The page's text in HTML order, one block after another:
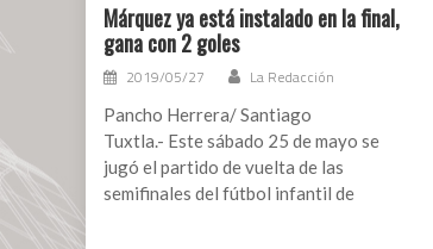
Márquez ya está instalado en la final,
gana con 2 goles
2019/05/27 La Redacción
Pancho Herrera/ Santiago
Tuxtla.- Este sábado 25 de mayo se
jugó el partido de vuelta de las
semifinales del fútbol infantil de